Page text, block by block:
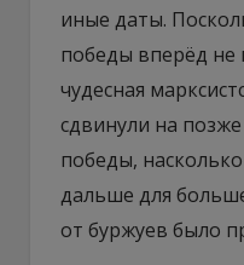
иные даты.
победы вперёд не
чудесная
сдвинули на
победы,
дальше для
от буржуев было